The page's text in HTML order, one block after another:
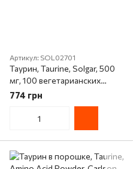
Артикул: SOL02701
Таурин, Taurine, Solgar, 500
мг, 100 вегетарианских
капсул
774 грн